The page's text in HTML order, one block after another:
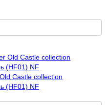
Castle collection
(HF01) NF